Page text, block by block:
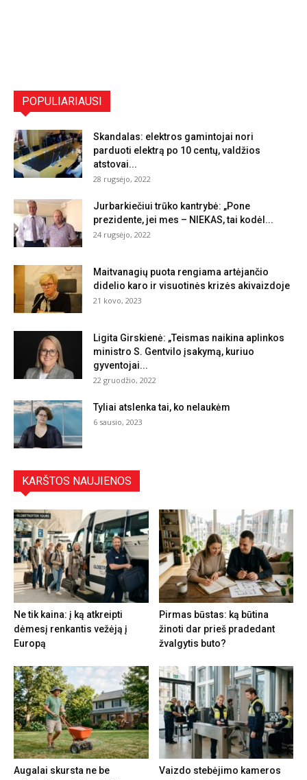
POPULIARIAUSI
Skandalas: elektros gamintojai nori
parduoti elektrą po 10 centų, valdžios
atstovai...
28 rugsėjo, 2022
Jurbarkiečiui trūko kantrybė: „Pone
prezidente, jei mes – NIEKAS, tai kodėl...
24 rugsėjo, 2022
Maitvanagių puota rengiama artėjančio
didelio karo ir visuotinės krizės akivaizdoje
21 kovo, 2023
Ligita Girskienė: „Teismas naikina aplinkos
ministro S. Gentvilo įsakymą, kuriuo
gyventojai...
22 gruodžio, 2022
Tyliai atslenka tai, ko nelaukėm
6 sausio, 2023
KARŠTOS NAUJIENOS
Ne tik kaina: į ką atkreipti
dėmesį renkantis vežėją į
Europą
Pirmas būstas: ką būtina
žinoti dar prieš pradedant
žvalgytis buto?
Augalai skursta ne be
Vaizdo stebėjimo kameros